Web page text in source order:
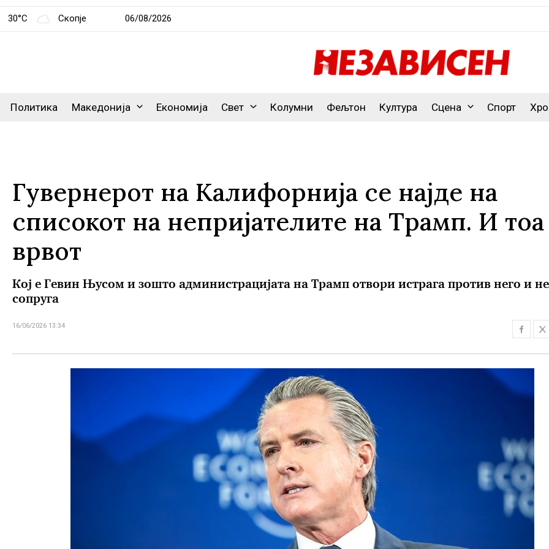
30°C Скопје 06/08/2026
Политика Македонија Економија Свет Колумни Фељтон Култура Сцена Спорт
Гувернерот на Калифорнија се најде на
списокот на непријателите на Трамп. И
врвот
Кој е Гевин Њусом и зошто администрацијата на Трамп отвори истрага против него и
сопруга
16/06/2026 13:34